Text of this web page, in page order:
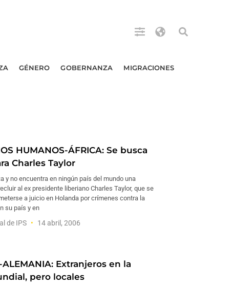
GÉNERO GOBERNANZA MIGRACIONES
HUMANOS-ÁFRICA: Se busca
Charles Taylor
y no encuentra en ningún país del mundo una
al ex presidente liberiano Charles Taylor, que se
a juicio en Holanda por crímenes contra la
su país y en
de IPS 14 abril, 2006
ALEMANIA: Extranjeros en la
pero locales